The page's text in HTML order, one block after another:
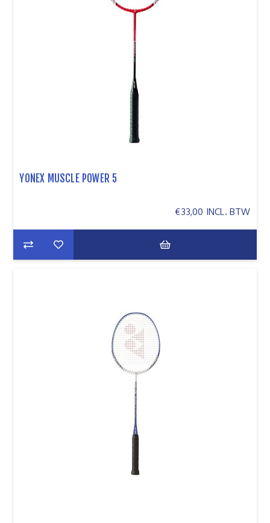
YONEX MUSCLE POWER 5
€33,00 INCL. BTW